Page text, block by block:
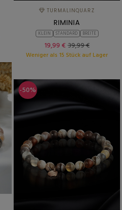
TURMALINQUARZ
RIMINIA
KLEIN STANDARD BREITE
19,99 €39,99 €
Weniger als 15 Stück auf Lager
-50%